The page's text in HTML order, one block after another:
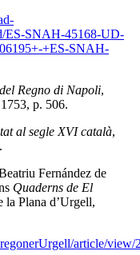
ES-SNAH-45168-UD-
+ES-SNAH-
Regno di Napoli,
p. 506.
al segle XVI català,
Fernández de
Quaderns de El
la Plana d’Urgell,
article/view/